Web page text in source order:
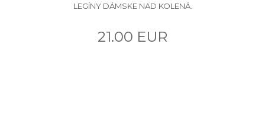
LEGÍNY DÁMSKE NAD KOLENÁ.
21.00 EUR